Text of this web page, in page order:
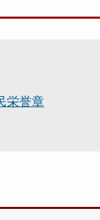
栄誉章